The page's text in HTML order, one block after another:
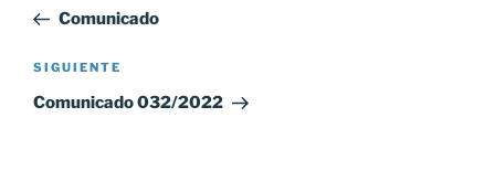
entradas
anterior:
Comunicado
Siguiente
entrada
SIGUIENTE
Comunicado 032/2022